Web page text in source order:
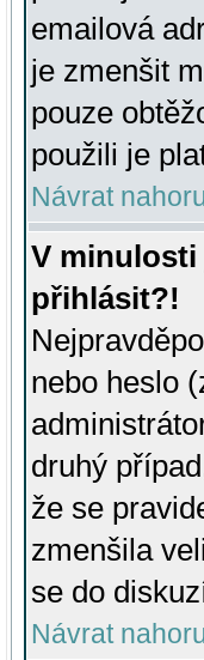
emailová
je zmenšit
pouze
použili je
Návrat
V minulosti
přihlásit?!
nebo heslo
druhý
že se
zmenšila
se do
Návrat